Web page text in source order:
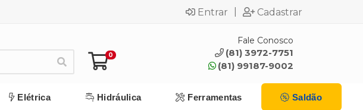
Entrar Cadastrar
0
Fale Conosco
(81) 3972-7751
(81) 99187-9002
Elétrica Hidráulica Ferramentas Saldão